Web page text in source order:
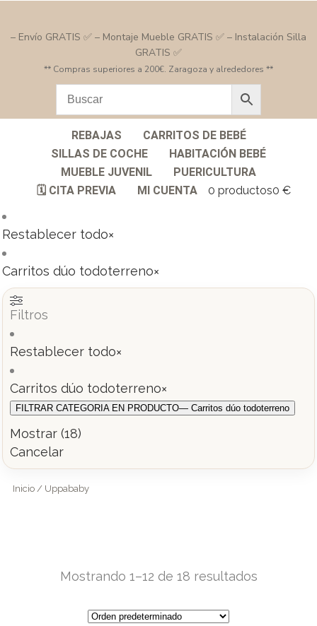
– Envío GRATIS ✅ – Montaje Mueble GRATIS ✅ – Instalación Silla
GRATIS ✅
** Compras superiores a 200€. Zaragoza y alrededores **
REBAJAS
CARRITOS DE BEBÉ
SILLAS DE COCHE
HABITACIÓN BEBÉ
MUEBLE JUVENIL
PUERICULTURA
🗓️ CITA PREVIA
MI CUENTA 0 productos0 €
Restablecer todo×
Carritos dúo todoterreno×
Filtros
Restablecer todo×
Carritos dúo todoterreno×
FILTRAR CATEGORIA EN PRODUCTO— Carritos dúo todoterreno
Mostrar (18)
Cancelar
Inicio / Uppababy
Mostrando 1–12 de 18 resultados